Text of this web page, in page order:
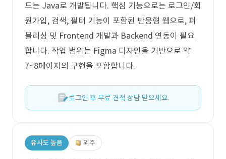
드는 Java로 개발됩니다. 핵심 기능으로는 로그인/회
원가입, 검색, 필터 기능이 포함된 반응형 웹으로, 퍼
블리싱 및 Frontend 개발과 Backend 연동이 필요
합니다. 작업 범위는 Figma 디자인을 기반으로 약
7~8페이지의 구현을 포함합니다.
로그인 후 무료 견적 상담 받으세요.
유사도 높음 외주